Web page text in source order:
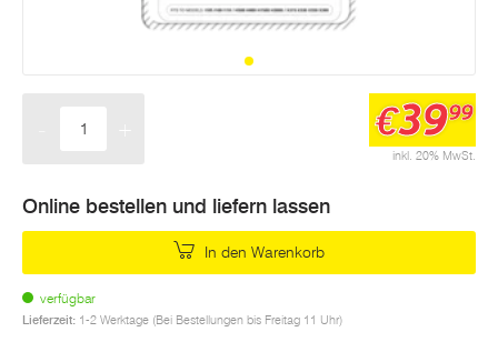
inkl. 20% MwSt.
€3999
Online bestellen und liefern lassen
In den Warenkorb
verfügbar
Lieferzeit: 1-2 Werktage (Bei Bestellungen bis Freitag 11 Uhr)